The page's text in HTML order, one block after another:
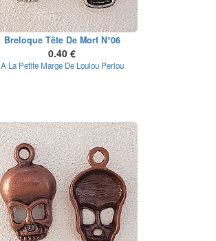
Breloque Tête De Mort N°06
0.40 €
A La Petite Marge De Loulou Perlou